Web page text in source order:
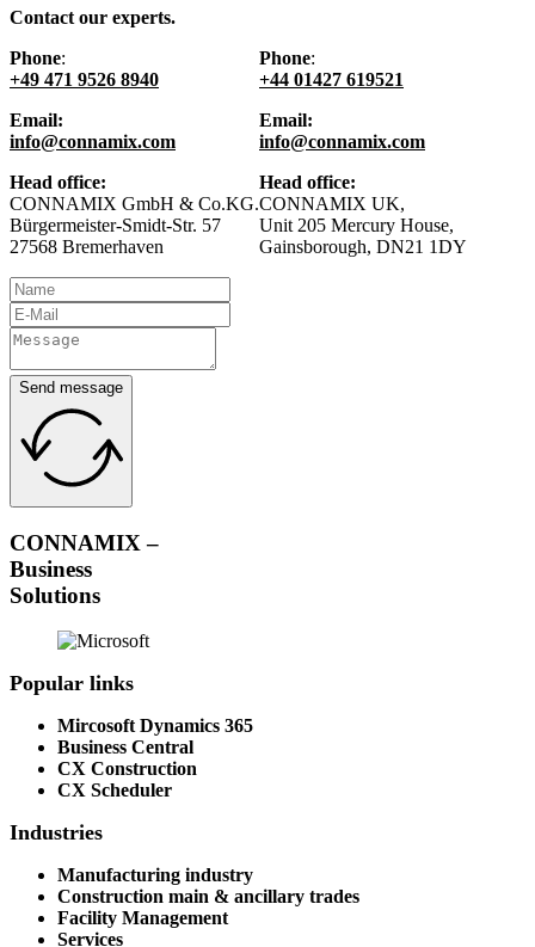
Contact our experts.
Phone:
+49 471 9526 8940
Email:
info@connamix.com
Head office:
CONNAMIX GmbH & Co.KG.
Bürgermeister-Smidt-Str. 57
27568 Bremerhaven
Phone:
+44 01427 619521
Email:
info@connamix.com
Head office:
CONNAMIX UK,
Unit 205 Mercury House,
Gainsborough, DN21 1DY
Send message
CONNAMIX –
Business
Solutions
Popular links
Mircosoft Dynamics 365
Business Central
CX Construction
CX Scheduler
Industries
Manufacturing industry
Construction main & ancillary trades
Facility Management
Services